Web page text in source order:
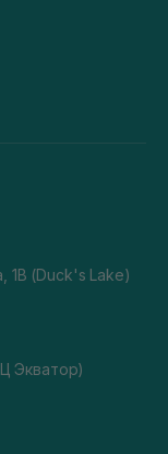
1В (Duck's Lake)
Экватор)